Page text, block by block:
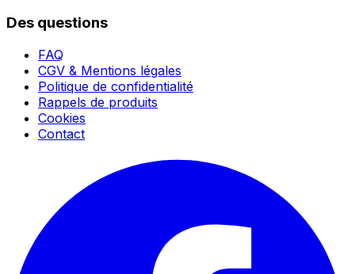
Des questions
FAQ
CGV & Mentions légales
Politique de confidentialité
Rappels de produits
Cookies
Contact